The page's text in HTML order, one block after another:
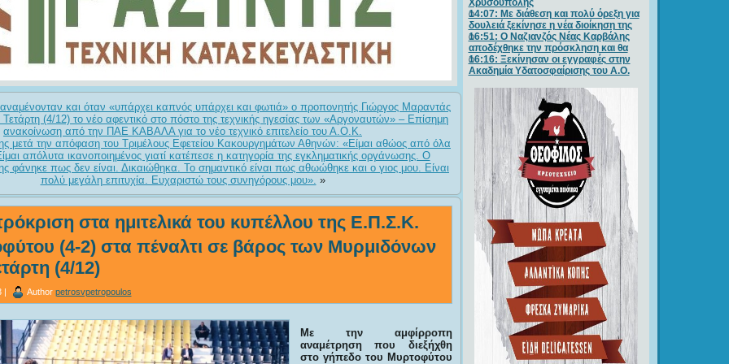
και όταν «υπάρχει καπνός υπάρχει και φωτιά» ο προπονητής Γιώργος Μαραντάς
(4/12) το νέο αφεντικό στο πόστο της τεχνικής ηγεσίας των «Αργοναυτών» – Επίσημη
ανακοίνωση από την ΠΑΕ ΚΑΒΑΛΑ για το νέο τεχνικό επιτελείο του Α.Ο.Κ.
μετά την απόφαση του Τριμέλους Εφετείου Κακουργημάτων Αθηνών: «Είμαι αθώος από όλα
απόλυτα ικανοποιημένος γιατί κατέπεσε η κατηγορία της εγκληματικής οργάνωσης. Ο
φάνηκε πως δεν είναι. Δικαιώθηκα. Το σημαντικό είναι πως αθωώθηκε και ο γιος μου. Είναι
πολύ μεγάλη επιτυχία. Ευχαριστώ τους συνηγόρους μου». »
στα ημιτελικά του κυπέλλου της Ε.Π.Σ.Κ.
(4-2) στα πέναλτι σε βάρος των Μυρμιδόνων
(4/12)
| Author petrosvpetropoulos
Με την αμφίρροπη
αναμέτρηση που διεξήχθη
στο γήπεδο του Μυρτοφύτου
Χρυσούπολης
14:07: Με διάθεση και πολύ όρεξη για
δουλειά ξεκίνησε η νέα διοίκηση της
16:51: Ο Ναζιανζός Νέας Καρβάλης
αποδέχθηκε την πρόσκληση και θα
16:16: Ξεκίνησαν οι εγγραφές στην
Ακαδημία Υδατοσφαίρισης του Α.Ο.